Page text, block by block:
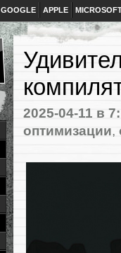
GOOGLE APPLE
2025-04-11 в
оптимизации,